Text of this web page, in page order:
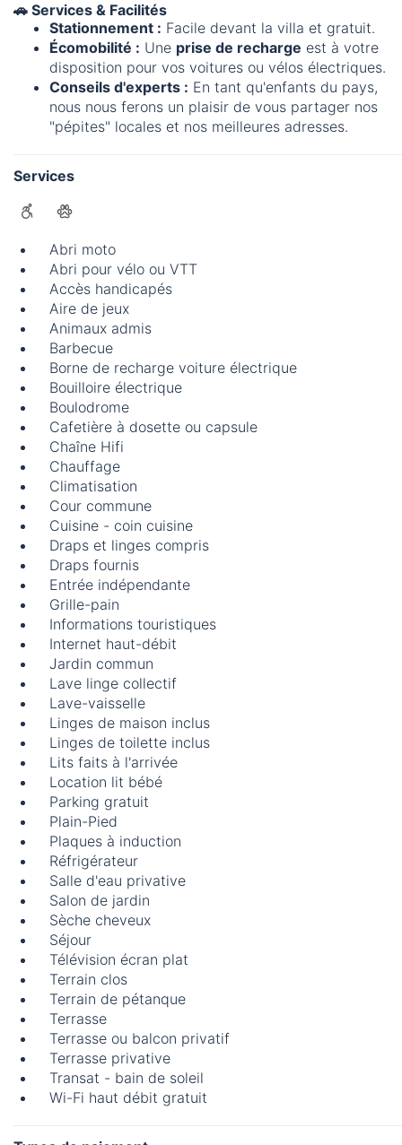
🚗 Services & Facilités
Stationnement : Facile devant la villa et gratuit.
Écomobilité : Une prise de recharge est à votre
disposition pour vos voitures ou vélos électriques.
Conseils d'experts : En tant qu'enfants du pays,
nous nous ferons un plaisir de vous partager nos
"pépites" locales et nos meilleures adresses.
Services
Abri moto
Abri pour vélo ou VTT
Accès handicapés
Aire de jeux
Animaux admis
Barbecue
Borne de recharge voiture électrique
Bouilloire électrique
Boulodrome
Cafetière à dosette ou capsule
Chaîne Hifi
Chauffage
Climatisation
Cour commune
Cuisine - coin cuisine
Draps et linges compris
Draps fournis
Entrée indépendante
Grille-pain
Informations touristiques
Internet haut-débit
Jardin commun
Lave linge collectif
Lave-vaisselle
Linges de maison inclus
Linges de toilette inclus
Lits faits à l'arrivée
Location lit bébé
Parking gratuit
Plain-Pied
Plaques à induction
Réfrigérateur
Salle d'eau privative
Salon de jardin
Sèche cheveux
Séjour
Télévision écran plat
Terrain clos
Terrain de pétanque
Terrasse
Terrasse ou balcon privatif
Terrasse privative
Transat - bain de soleil
Wi-Fi haut débit gratuit